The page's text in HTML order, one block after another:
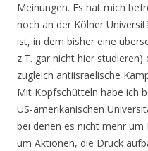
Meinungen. Es hat mich
noch an der Kölner
ist, in dem bisher eine
z.T. gar nicht hier
zugleich antiisraelische
Mit Kopfschütteln habe ich
US-amerikanischen
bei denen es nicht mehr
um Aktionen, die Druck